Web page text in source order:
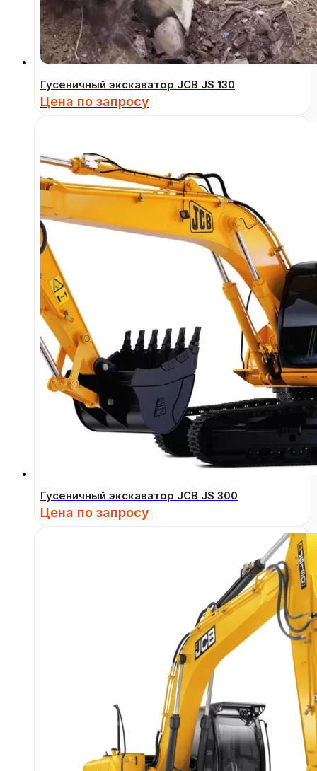
Гусеничный экскаватор JCB JS 130
Цена по запросу
Гусеничный экскаватор JCB JS 300
Цена по запросу